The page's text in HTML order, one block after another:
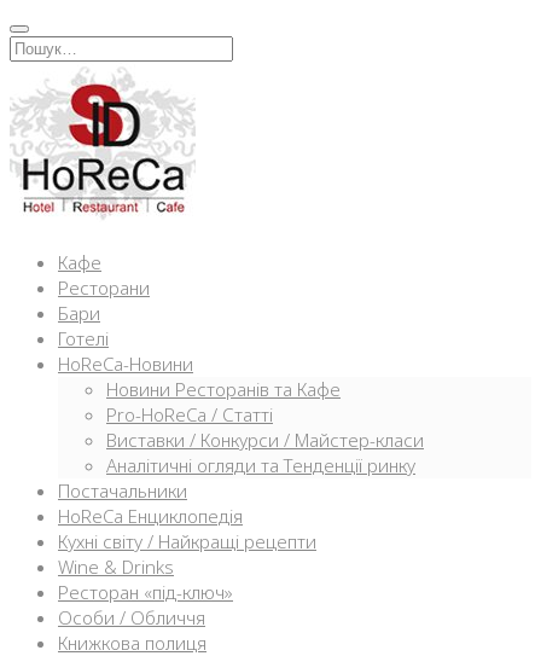
Перейти
к
содержимому
Искать:
Кафе
Ресторани
Бари
Готелі
HoReCa-Новини
Новини Ресторанів та Кафе
Pro-HoReCa / Статті
Виставки / Конкурси / Майстер-класи
Аналітичні огляди та Тенденції ринку
Постачальники
HoReCa Енциклопедія
Кухні світу / Найкращі рецепти
Wine & Drinks
Ресторан «під-ключ»
Особи / Обличчя
Книжкова полиця